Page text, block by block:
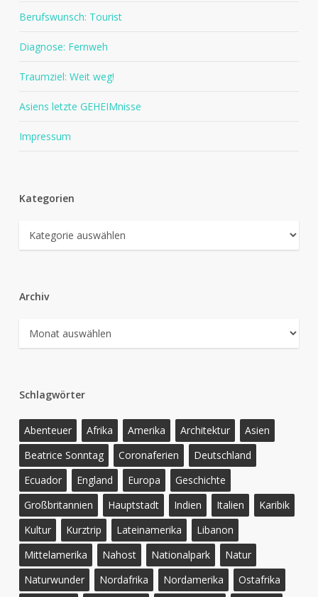
Berufswunsch: Tourist
Diagnose: Fernweh
Traumziel: Weit weg!
Asiens letzte GEHEIMnisse
Impressum
Kategorien
Kategorien
Archiv
Archiv
Schlagwörter
Abenteuer Afrika Amerika Architektur
Asien
Beatrice Sonntag
Coronaferien
Deutschland
Ecuador
England Europa
Geschichte
Großbritannien
Hauptstadt Indien Italien
Karibik
Kultur
Kurztrip Lateinamerika
Libanon
Mittelamerika
Nahost Nationalpark
Natur
Naturwunder
Nordafrika Nordamerika Ostafrika